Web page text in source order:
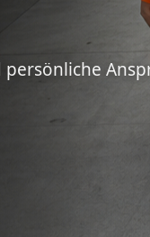
persönliche